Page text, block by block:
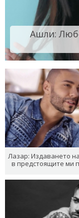
Ашли:
Лазар: Издаването
в предстоящите ми